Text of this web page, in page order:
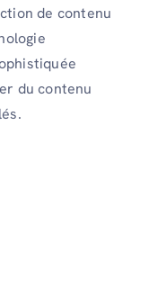
de contenu
du contenu